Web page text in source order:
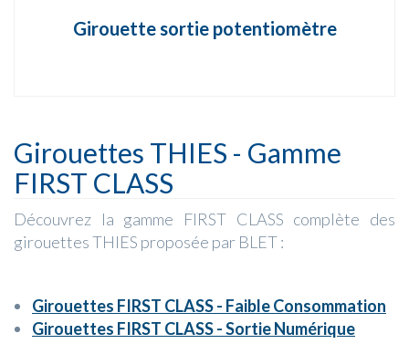
Girouette sortie potentiomètre
Girouettes THIES - Gamme
FIRST CLASS
Découvrez la gamme FIRST CLASS complète des
girouettes THIES proposée par BLET :
Girouettes FIRST CLASS - Faible Consommation
Girouettes FIRST CLASS - Sortie Numérique